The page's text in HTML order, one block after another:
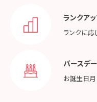
ランクア
ランクに応
バースデ
お誕生日